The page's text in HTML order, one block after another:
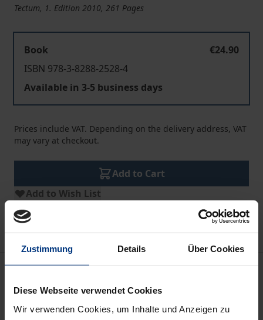
Zustimmung Details Über Cookies
Diese Webseite verwendet Cookies
Wir verwenden Cookies, um Inhalte und Anzeigen zu
Tectum, 1. Edition 2010, 261 Pages
Book
€24.90
ISBN 978-3-8288-2528-4
Available in 3-5 business days
Prices include VAT. Depending on the delivery address, VAT
may vary at checkout.
Add to Cart
Add to Wish List
Delivery cost notice
Description
In Zeiten wachsender Informationsflut sind Augen